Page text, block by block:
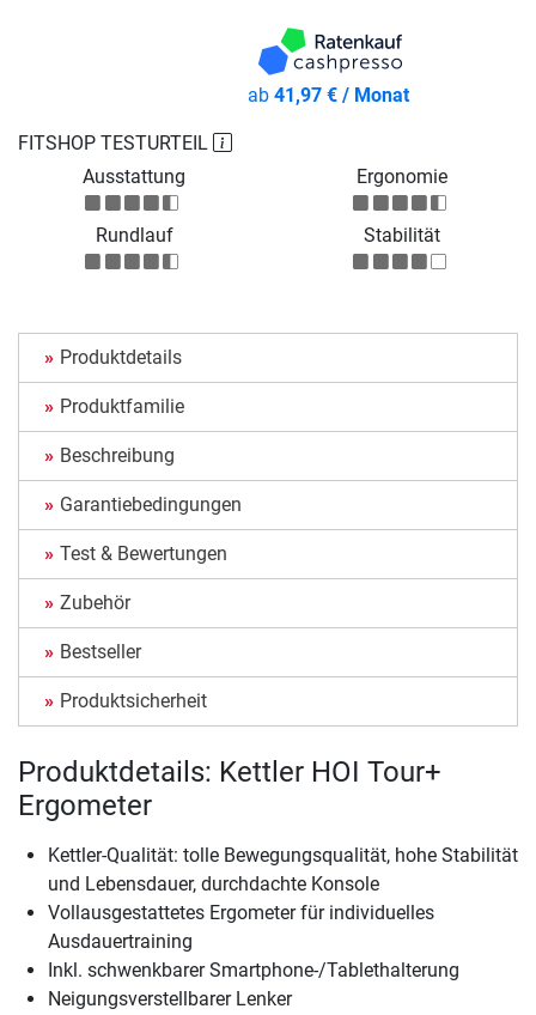
FITSHOP TESTURTEIL
Ausstattung
Ergonomie
Rundlauf Stabilität
ab 41,97 € / Monat
Produktdetails
Produktfamilie
Beschreibung
Garantiebedingungen
Test & Bewertungen
Zubehör
Bestseller
Produktsicherheit
Produktdetails: Kettler HOI Tour+
Ergometer
Kettler-Qualität: tolle Bewegungsqualität, hohe Stabilität
und Lebensdauer, durchdachte Konsole
Vollausgestattetes Ergometer für individuelles
Ausdauertraining
Inkl. schwenkbarer Smartphone-/Tablethalterung
Neigungsverstellbarer Lenker